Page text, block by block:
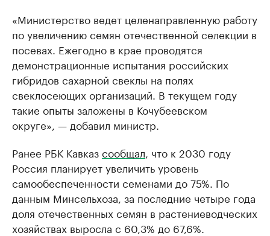
«Министерство ведет целенаправленную работу
по увеличению семян отечественной селекции в
посевах. Ежегодно в крае проводятся
демонстрационные испытания российских
гибридов сахарной свеклы на полях
свеклосеющих организаций. В текущем году
такие опыты заложены в Кочубеевском
округе», — добавил министр.
Ранее РБК Кавказсообщал , что к 2030 году
Россия планирует увеличить уровень
самообеспеченности семенами до 75%. По
данным Минсельхоза, за последние четыре года
доля отечественных семян в растениеводческих
хозяйствах выросла с 60,3% до 67,6%.